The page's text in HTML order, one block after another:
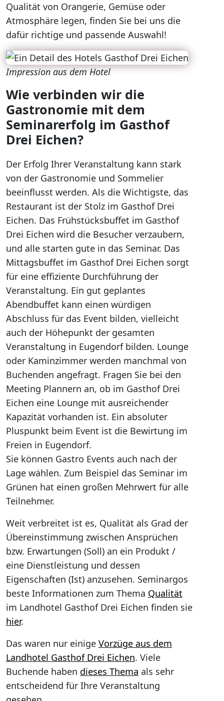
Qualität von Orangerie, Gemüse oder
Atmosphäre legen, finden Sie bei uns die
dafür richtige und passende Auswahl!
Impression aus dem Hotel
Wie verbinden wir die
Gastronomie mit dem
Seminarerfolg im Gasthof
Drei Eichen?
Der Erfolg Ihrer Veranstaltung kann stark
von der Gastronomie und Sommelier
beeinflusst werden. Als die Wichtigste, das
Restaurant ist der Stolz im Gasthof Drei
Eichen. Das Frühstücksbuffet im Gasthof
Drei Eichen wird die Besucher verzaubern,
und alle starten gute in das Seminar. Das
Mittagsbuffet im Gasthof Drei Eichen sorgt
für eine effiziente Durchführung der
Veranstaltung. Ein gut geplantes
Abendbuffet kann einen würdigen
Abschluss für das Event bilden, vielleicht
auch der Höhepunkt der gesamten
Veranstaltung in Eugendorf bilden. Lounge
oder Kaminzimmer werden manchmal von
Buchenden angefragt. Fragen Sie bei den
Meeting Plannern an, ob im Gasthof Drei
Eichen eine Lounge mit ausreichender
Kapazität vorhanden ist. Ein absoluter
Pluspunkt beim Event ist die Bewirtung im
Freien in Eugendorf.
Sie können Gastro Events auch nach der
Lage wählen. Zum Beispiel das Seminar im
Grünen hat einen großen Mehrwert für alle
Teilnehmer.
Weit verbreitet ist es, Qualität als Grad der
Übereinstimmung zwischen Ansprüchen
bzw. Erwartungen (Soll) an ein Produkt /
eine Dienstleistung und dessen
Eigenschaften (Ist) anzusehen. Seminargos
beste Informationen zum Thema Qualität
im Landhotel Gasthof Drei Eichen finden sie
hier.
Das waren nur einige Vorzüge aus dem
Landhotel Gasthof Drei Eichen. Viele
Buchende haben dieses Thema als sehr
entscheidend für Ihre Veranstaltung